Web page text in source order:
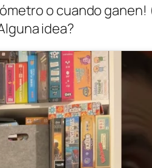
o cuando
idea?